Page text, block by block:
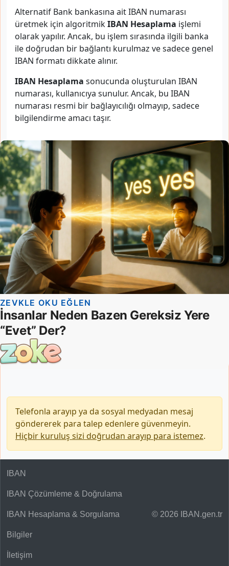
Alternatif Bank bankasına ait IBAN numarası
üretmek için algoritmikIBAN Hesaplama işlemi
olarak yapılır. Ancak, bu işlem sırasında ilgili banka
ile doğrudan bir bağlantı kurulmaz ve sadece genel
IBAN formatı dikkate alınır.
IBAN Hesaplama sonucunda oluşturulan IBAN
numarası, kullanıcıya sunulur. Ancak, bu IBAN
numarası resmi bir bağlayıcılığı olmayıp, sadece
bilgilendirme amacı taşır.
Telefonla arayıp ya da sosyal medyadan mesaj
göndererek para talep edenlere güvenmeyin.
Hiçbir kuruluş sizi doğrudan arayıp para istemez.
© 2026 IBAN.gen.tr
IBAN
IBAN Çözümleme & Doğrulama
IBAN Hesaplama & Sorgulama
Bilgiler
İletişim